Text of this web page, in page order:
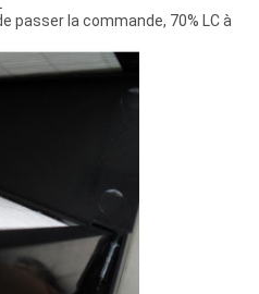
passer la commande, 70% LC à